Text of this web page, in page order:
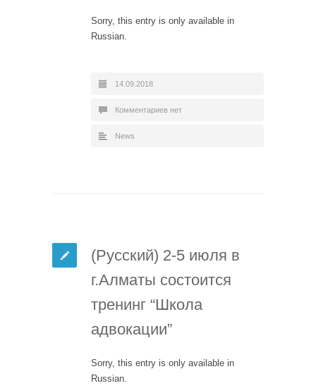
Sorry, this entry is only available in
Russian.
14.09.2018
Комментариев нет
News
(Русский) 2-5 июля в
г.Алматы состоится
тренинг “Школа
адвокации”
Sorry, this entry is only available in
Russian.